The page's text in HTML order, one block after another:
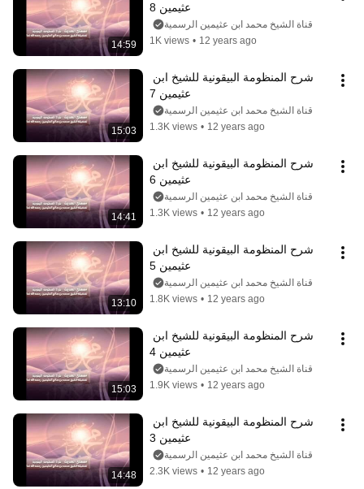
14:59
عثيمين 8
قناة الشيخ محمد ابن عثيمين الرسمية
1K views • 12 years ago
15:03
عثيمين 7
قناة الشيخ محمد ابن عثيمين الرسمية
1.3K views • 12 years ago
14:41
عثيمين 6
قناة الشيخ محمد ابن عثيمين الرسمية
1.3K views • 12 years ago
13:10
عثيمين 5
قناة الشيخ محمد ابن عثيمين الرسمية
1.8K views • 12 years ago
15:03
عثيمين 4
قناة الشيخ محمد ابن عثيمين الرسمية
1.9K views • 12 years ago
14:48
عثيمين 3
قناة الشيخ محمد ابن عثيمين الرسمية
2.3K views • 12 years ago